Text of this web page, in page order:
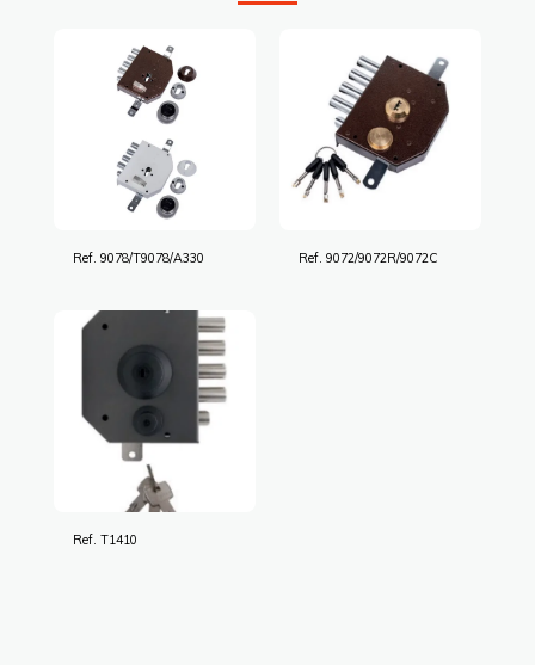
Ref. 9078/T9078/A330 Ref. 9072/9072R/9072C
Ref. T1410